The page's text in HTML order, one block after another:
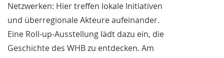
Netzwerken: Hier treffen lokale Initiativen
und überregionale Akteure aufeinander.
Eine Roll-up-Ausstellung lädt dazu ein, die
Geschichte des WHB zu entdecken. Am